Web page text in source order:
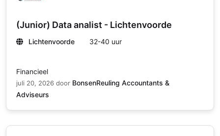
(Junior) Data analist - Lichtenvoorde
Lichtenvoorde 32-40 uur
Financieel
juli 20, 2026 door BonsenReuling Accountants &
Adviseurs